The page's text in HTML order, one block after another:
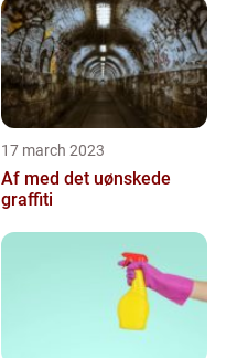
17 march 2023
Af med det uønskede
graffiti